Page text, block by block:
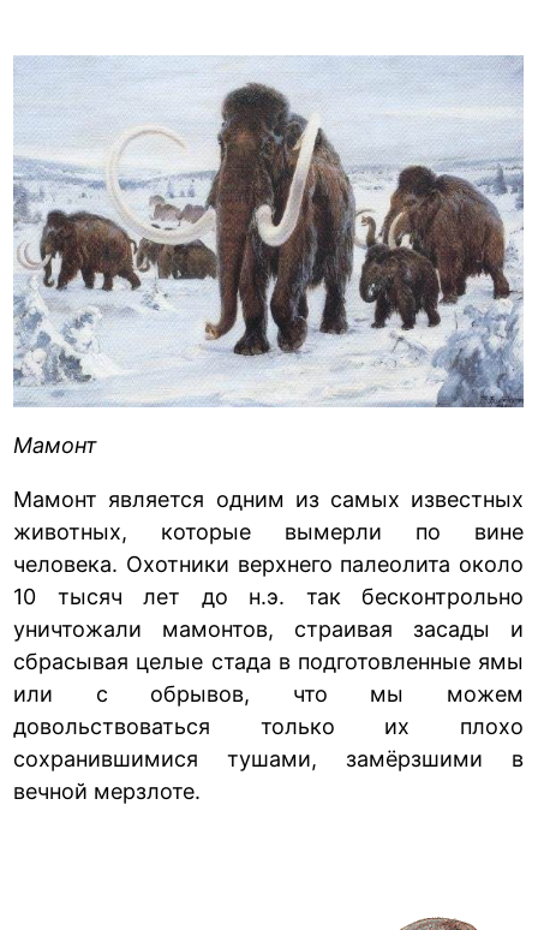
Мамонт
Мамонт является одним из самых известных
животных, которые вымерли по вине
человека. Охотники верхнего палеолита около
10 тысяч лет до н.э. так бесконтрольно
уничтожали мамонтов, страивая засады и
сбрасывая целые стада в подготовленные ямы
или с обрывов, что мы можем
довольствоваться только их плохо
сохранившимися тушами, замёрзшими в
вечной мерзлоте.